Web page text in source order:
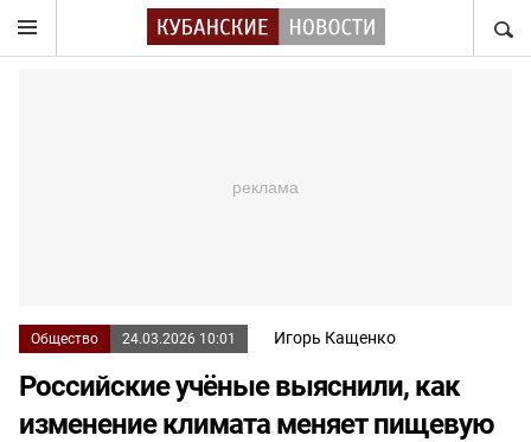
Общество 24.03.2026 10:01 Игорь Кащенко
Российские учёные выяснили, как
изменение климата меняет пищевую